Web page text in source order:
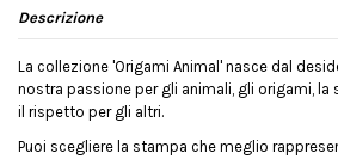
Descrizione
La collezione 'Origami Animal' nasce dal
nostra passione per gli animali, gli origami,
il rispetto per gli altri.
Puoi scegliere la stampa che meglio